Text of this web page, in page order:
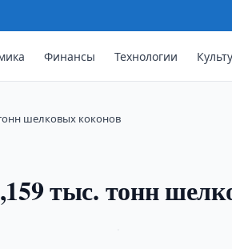
Финансы Технологии
шелковых коконов
тыс. тонн